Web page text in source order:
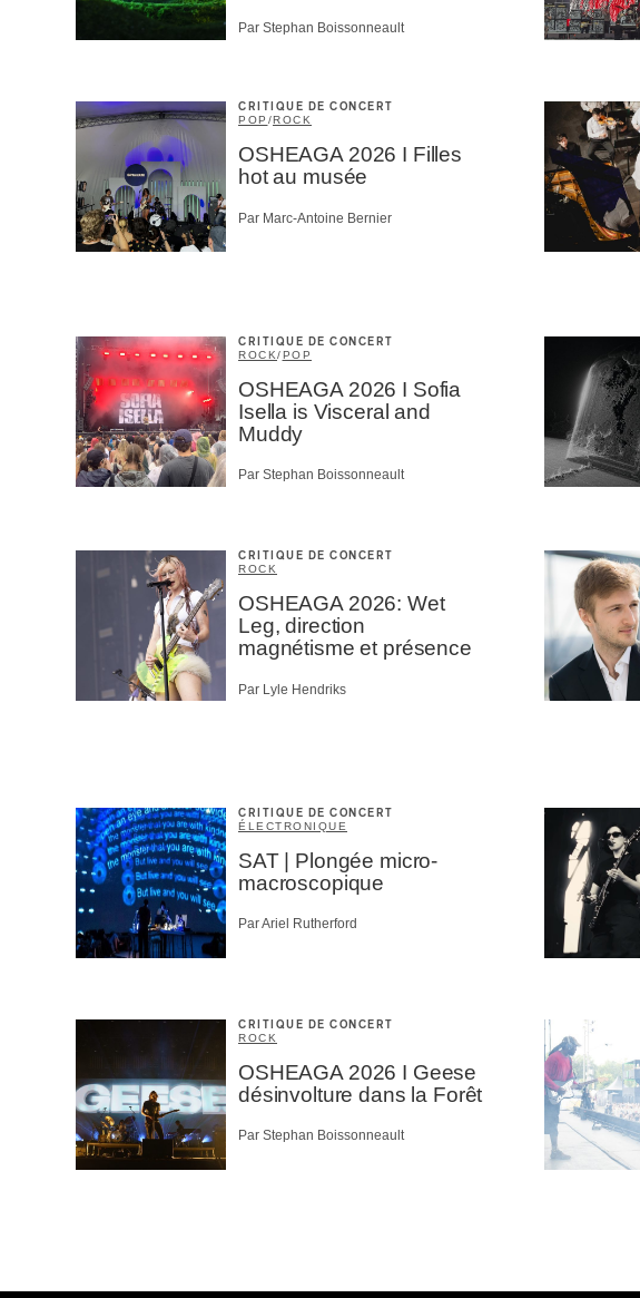
Par Stephan Boissonneault
CRITIQUE DE CONCERT
POP /ROCK
OSHEAGA 2026 I Filles
hot au musée
Par Marc-Antoine Bernier
CRITIQUE DE CONCERT
ROCK/POP
OSHEAGA 2026 I Sofia
Isella is Visceral and
Muddy
Par Stephan Boissonneault
CRITIQUE DE CONCERT
ROCK
OSHEAGA 2026: Wet
Leg, direction
magnétisme et présence
Par Lyle Hendriks
CRITIQUE DE CONCERT
ÉLECTRONIQUE
SAT | Plongée micro-
macroscopique
Par Ariel Rutherford
CRITIQUE DE CONCERT
ROCK
OSHEAGA 2026 I Geese
désinvolture dans la Forêt
Par Stephan Boissonneault